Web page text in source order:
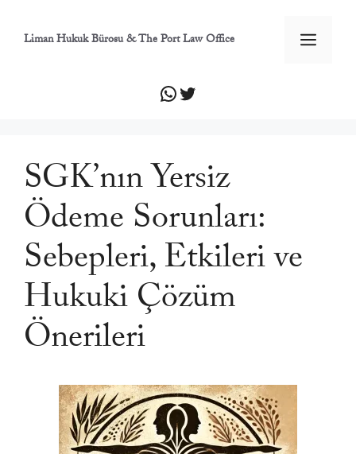
Liman Hukuk Bürosu & The Port Law Office
WhatsApp
Twitter
SGK’nın Yersiz
Ödeme Sorunları:
Sebepleri, Etkileri ve
Hukuki Çözüm
Önerileri